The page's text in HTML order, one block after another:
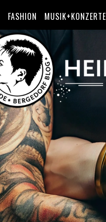
FASHION MUSIK+KONZERTE